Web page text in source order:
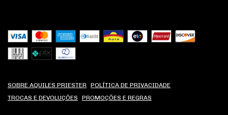
SOBRE AQUILES PRIESTER
POLÍTICA DE PRIVACIDADE
TROCAS E DEVOLUÇÕES
PROMOÇÕES E REGRAS